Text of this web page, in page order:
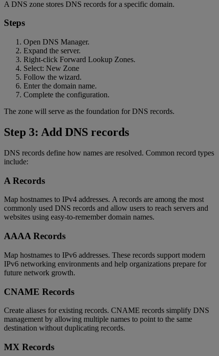
A DNS zone stores DNS records for a specific domain.
Steps
Open DNS Manager.
Expand the server.
Right-click Forward Lookup Zones.
Select: New Zone
Follow the wizard.
Enter the domain name.
Complete the configuration.
The zone will serve as the foundation for DNS records.
Step 3: Add DNS records
DNS records define how names are resolved. Common record types
include:
A Records
Map hostnames to IPv4 addresses. A records are among the most
commonly used DNS records and allow users to reach servers and
websites using easy-to-remember domain names.
AAAA Records
Map hostnames to IPv6 addresses. These records support modern
IPv6 networking environments and help organizations prepare for
future network growth.
CNAME Records
Create aliases for existing records. CNAME records simplify DNS
management by allowing multiple names to point to the same
destination without duplicating records.
MX Records